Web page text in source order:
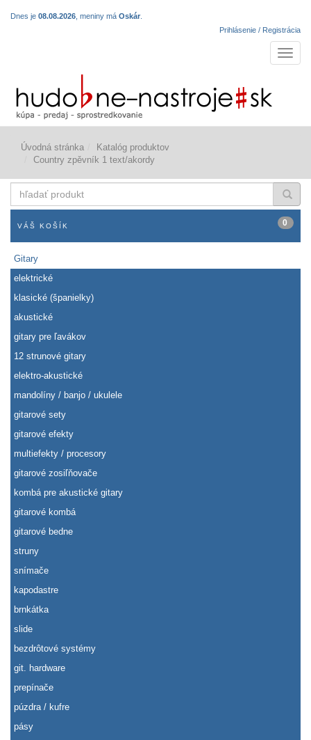
Dnes je 08.08.2026 , meniny má Oskár
Prihlásenie / Registrácia
Úvodná stránka
Katalóg produktov
Country zpěvník 1 text/akordy
produkt
VÁŠ KOŠÍK 0
Gitary
elektrické
klasické (španielky)
akustické
gitary pre ľavákov
12 strunové gitary
elektro-akustické
mandolíny / banjo / ukulele
gitarové sety
gitarové efekty
multiefekty / procesory
gitarové zosiľňovače
kombá pre akustické gitary
gitarové kombá
gitarové bedne
struny
snímače
kapodastre
brnkátka
slide
bezdrôtové systémy
git. hardware
prepínače
púzdra / kufre
pásy